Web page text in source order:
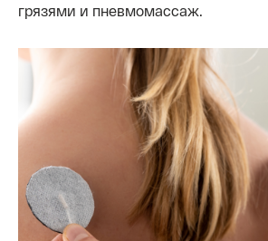
грязями и пневмомассаж.